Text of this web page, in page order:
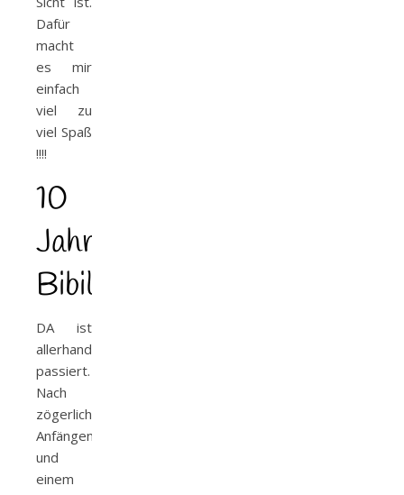
Dafür
macht
es mir
einfach
viel zu
viel Spaß
!!!!
10
Jahre
Bibilotta
DA ist
allerhand
passiert.
Nach
zögerlichen
Anfängen
und
einem